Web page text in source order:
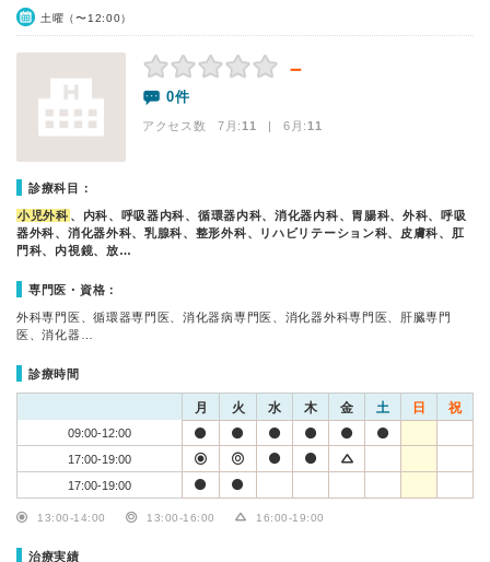
土曜（〜12:00）
－
0件
アクセス数 7月:11 | 6月:11
診療科目：
小児外科 、内科、呼吸器内科、循環器内科、消化器内科、胃腸科、外科、呼吸
器外科、消化器外科、乳腺科、整形外科、リハビリテーション科、皮膚科、肛
門科、内視鏡、放…
専門医・資格：
外科専門医、循環器専門医、消化器病専門医、消化器外科専門医、肝臓専門
医、消化器…
診療時間
月 火 水 木 金 土 日 祝
09:00-12:00
17:00-19:00
17:00-19:00
13:00-14:00 13:00-16:00 16:00-19:00
治療実績